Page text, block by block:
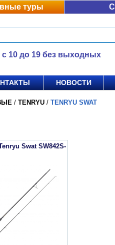
туры
с 10 до 19 без выходных
НОВОСТИ
/ TENRYU / TENRYU SWAT
Swat SW842S-